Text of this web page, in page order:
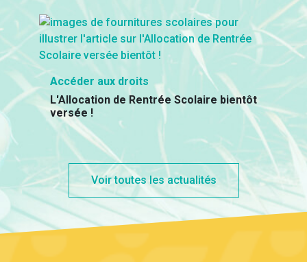
Accéder aux droits
L'Allocation de Rentrée Scolaire bientôt
versée !
Voir toutes les actualités